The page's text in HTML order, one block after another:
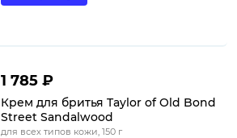
1 785 ₽
Крем для бритья Taylor of Old Bond
Street Sandalwood
для всех типов кожи, 150 г